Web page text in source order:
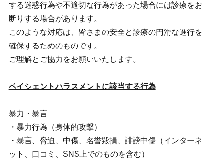
する迷惑行為や不適切な行為があった場合には診療をお
断りする場合があります。
このような対応は、皆さまの安全と診療の円滑な進行を
確保するためのものです。
ご理解とご協力をお願いいたします。
ペイシェントハラスメントに該当する行為
暴力・暴言
・暴力行為（身体的攻撃）
・暴言、脅迫、中傷、名誉毀損、誹謗中傷（インターネ
ット、口コミ、SNS上でのものを含む）